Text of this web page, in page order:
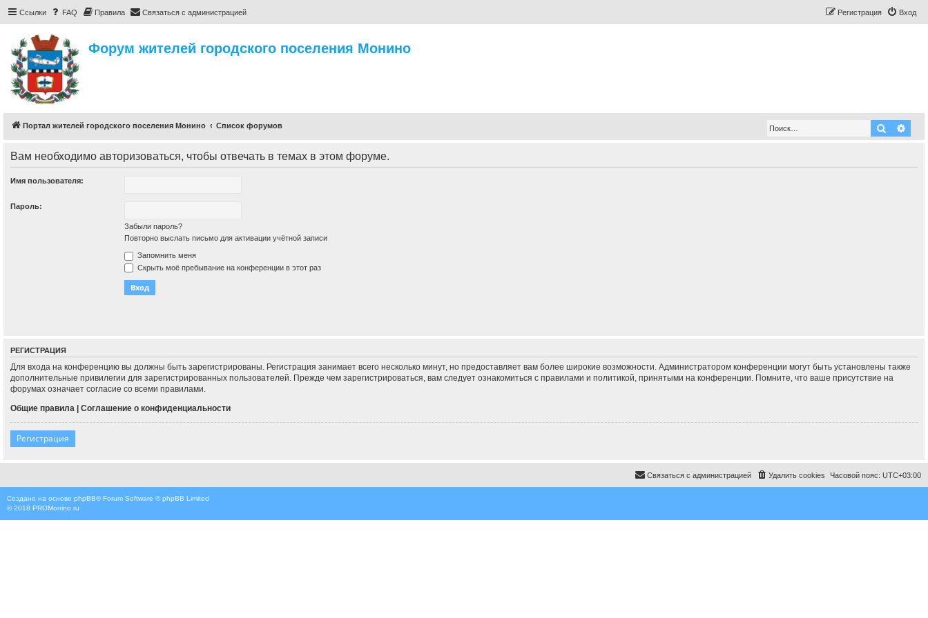
Ссылки FAQ Правила Связаться с администрацией Вход
Регистрация
Форум жителей городского поселения Монино
Портал жителей городского поселения Монино Список форумов Поиск
Вам необходимо авторизоваться, чтобы отвечать в темах в этом форуме.
Имя пользователя:
Пароль:
Забыли пароль?
Повторно выслать письмо для активации учётной записи
Запомнить меня
Скрыть моё пребывание на конференции в этот раз
РЕГИСТРАЦИЯ
Для входа на конференцию вы должны быть зарегистрированы. Регистрация занимает всего несколько минут, но предоставляет вам более широкие возможности. Администратором конференции могут быть установлены также
дополнительные привилегии для зарегистрированных пользователей. Прежде чем зарегистрироваться, вам следует ознакомиться с правилами и политикой, принятыми на конференции. Помните, что ваше присутствие на
форумах означает согласие со всеми правилами.
Общие правила | Соглашение о конфиденциальности
Регистрация
Часовой пояс: UTC+03:00
Удалить cookies
Связаться с администрацией
Создано на основе phpBB® Forum Software © phpBB Limited
© 2018 PROMonino.ru